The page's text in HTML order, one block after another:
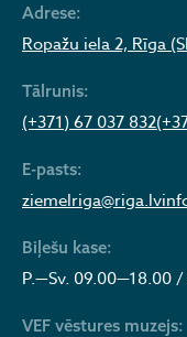
Adrese:
Ropažu iela 2, Rīga
Tālrunis:
(+371) 67 037 832
E-pasts:
ziemelriga@riga.lv
Biļešu kase:
P.—Sv. 09.00—18.00
VEF vēstures muzejs: